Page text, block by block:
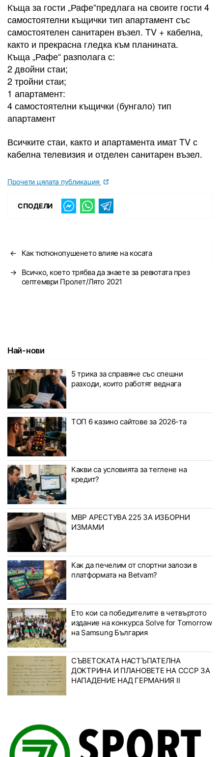
Къща за гости „Рафе“предлага на своите гости 4
самостоятелни къщички тип апартамент със
самостоятелен санитарен възел. TV + кабелна,
както и прекрасна гледка към планината.
Къща „Рафе“ разполага с:
2 двойни стаи;
2 тройни стаи;
1 апартамент:
4 самостоятелни къщички (бунгало) тип
апартамент
Всичките стаи, както и апартамента имат TV с
кабелна телевизия и отделен санитарен възел.
Прочети цялата публикация
СПОДЕЛИ
← Как тютюнопушенето влияе на косата
→
Всичко, което трябва да знаете за ревютата през
септември Пролет/Лято 2021
Най-нови
5 трика за справяне със спешни
разходи, които работят веднага
ТОП 6 казино сайтове за 2026-та
Какви са условията за теглене на
кредит?
МВР АРЕСТУВА 225 ЗА ИЗБОРНИ
ИЗМАМИ
Как да печелим от спортни залози в
платформата на Betvam?
Ето кои са победителите в четвъртото
издание на конкурса Solve for Tomorrow
на Samsung България
СЪВЕТСКАТА НАСТЪПАТЕЛНА
ДОКТРИНА И ПЛАНОВЕТЕ НА СССР ЗА
НАПАДЕНИЕ НАД ГЕРМАНИЯ II